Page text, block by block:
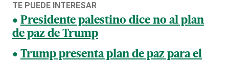
TE PUEDE INTERESAR
Presidente palestino dice no al plan
de paz de Trump
Trump presenta plan de paz para el